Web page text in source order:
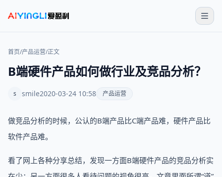
首页/产品运营/正文
B端硬件产品如何做行业及竞品分析？
s smile2020-03-24 10:58 产品运营
做竞品分析的时候，公认的B端产品比C端产品难，硬件产品比
软件产品难。
看了网上各种分享总结，发现一方面B端硬件产品的竞品分析实